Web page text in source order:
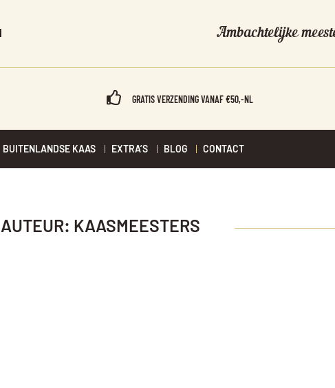
Ambachtelijke
GRATIS VERZENDING VANAF €50,-NL
BUITENLANDSE KAAS EXTRA’S BLOG CONTACT
AUTEUR: KAASMEESTERS